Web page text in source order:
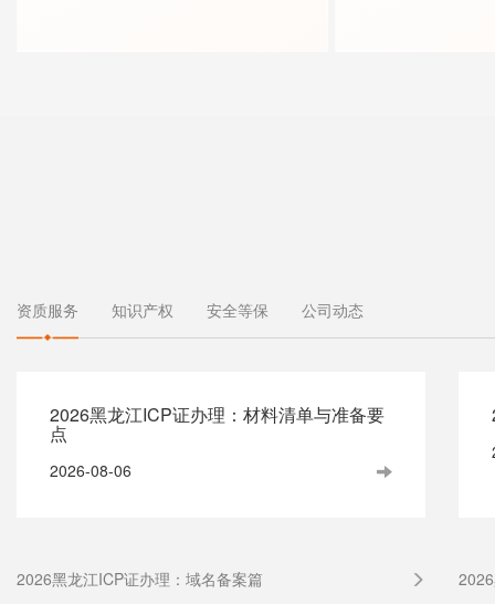
资质服务 知识产权 安全等保 公司动态
2026黑龙江ICP证办理：材料清单与准备要
点
2026-08-06
2026黑龙江ICP证办理：域名备案篇